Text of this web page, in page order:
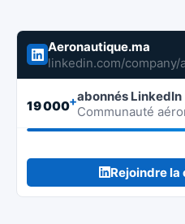
Aeronautique.ma
linkedin.com/
19 000+abonnés LinkedIn
Communauté
Rejoindre la